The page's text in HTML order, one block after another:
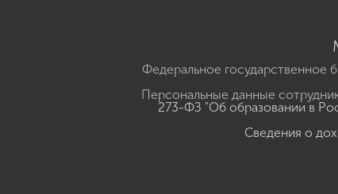
Федеральное государственное
Персональные данные
273-ФЗ "Об образовании в
Сведения о